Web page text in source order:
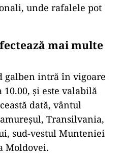
unde rafalele pot
mai multe
galben intră în vigoare
10.00, și este valabilă
dată, vântul
Transilvania,
sud-vestul Munteniei
Moldovei.